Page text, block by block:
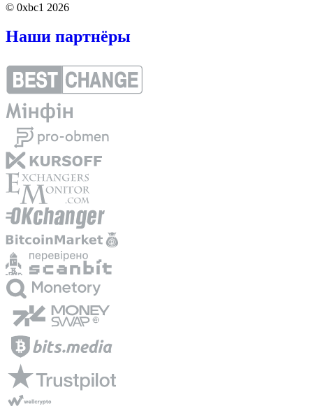
© 0xbc1 2026
Наши партнёры